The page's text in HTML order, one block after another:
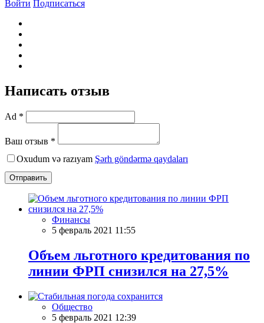
Войти Подписаться
Написать отзыв
Ad *
Ваш отзыв *
Oxudum və razıyam Şərh göndərmə qaydaları
Отправить
Финансы
5 февраль 2021 11:55
Объем льготного кредитования по
линии ФРП снизился на 27,5%
Общество
5 февраль 2021 12:39